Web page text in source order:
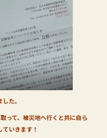
た。
って、被災地へ行くと共に自ら
いきます！